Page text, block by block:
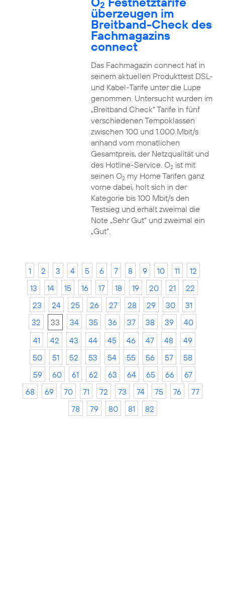
2
überzeugen im
Breitband-Check des
Fachmagazins
connect
Das Fachmagazin connect hat in
seinem aktuellen Produkttest DSL-
und Kabel-Tarife unter die Lupe
genommen. Untersucht wurden im
„Breitband Check“ Tarife in fünf
verschiedenen Tempoklassen
zwischen 100 und 1.000 Mbit/s
anhand vom monatlichen
Gesamtpreis, der Netzqualität und
des Hotline-Service. O2ist mit
seinen O2my Home Tarifen ganz
vorne dabei, holt sich in der
Kategorie bis 100 Mbit/s den
Testsieg und erhält zweimal die
Note „Sehr Gut“ und zweimal ein
„Gut“.
1 2 3 4 5 6 7 8 9 10 11
12
13
14 15 16 17 18 19 20 21
22
23
24 25 26 27 28 29 30
31
32
33 34 35 36 37 38 39
40
41
42 43 44 45 46 47 48
49
50
51 52 53 54 55 56 57
58
59
60 61 62 63 64 65 66
67
68
69 70 71 72 73 74 75 76
77
78
79 80 81 82